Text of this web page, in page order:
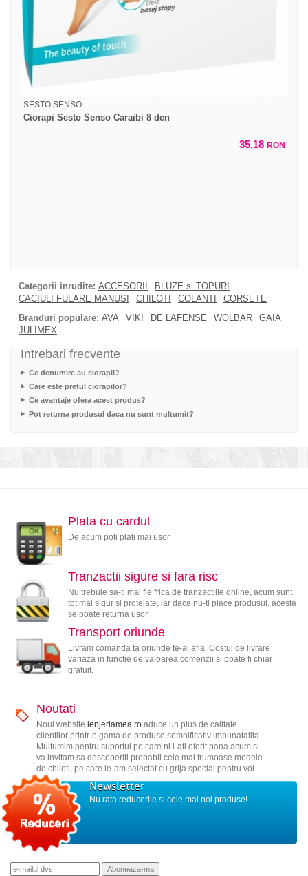
SESTO SENSO
Ciorapi Sesto Senso Caraibi 8 den
35,18 RON
Categorii inrudite: ACCESORII
BLUZE si TOPURI
CACIULI FULARE MANUSI
CHILOTI COLANTI
CORSETE
Branduri populare: AVA VIKI DE LAFENSE WOLBAR
GAIA
JULIMEX
Intrebari frecvente
Ce denumire au ciorapii?
Care este pretul ciorapilor?
Ce avantaje ofera acest produs?
Pot returna produsul daca nu sunt multumit?
Plata cu cardul
De acum poti plati mai usor
Tranzactii sigure si fara risc
Nu trebuie sa-ti mai fie frica de tranzactiile online, acum sunt
tot mai sigur si protejate, iar daca nu-ti place produsul, acesta
se poate returna usor.
Transport oriunde
Livram comanda ta oriunde te-ai afla. Costul de livrare
variaza in functie de valoarea comenzii si poate fi chiar
gratuit.
Noutati
Noul website lenjeriamea.roaduce un plus de calitate
clientilor printr-o gama de produse semnificativ imbunatatita.
Multumim pentru suportul pe care ni l-ati oferit pana acum si
va invitam sa descoperiti probabil cele mai frumoase modele
de chiloti, pe care le-am selectat cu grija special pentru voi.
Newsletter
Nu rata reducerile si cele mai noi produse!